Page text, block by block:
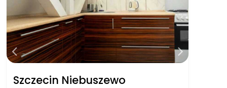
Szczecin Niebuszewo